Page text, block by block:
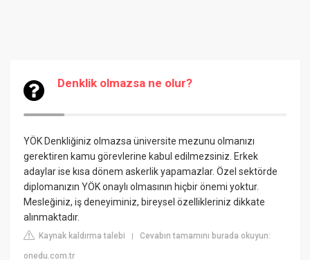
Denklik olmazsa ne olur?
YÖK Denkliğiniz olmazsa üniversite mezunu olmanızı
gerektiren kamu görevlerine kabul edilmezsiniz. Erkek
adaylar ise kısa dönem askerlik yapamazlar. Özel sektörde
diplomanızın YÖK onaylı olmasının hiçbir önemi yoktur.
Mesleğiniz, iş deneyiminiz, bireysel özellikleriniz dikkate
alınmaktadır.
Kaynak kaldırma talebi |Cevabın tamamını burada okuyun:
onedu.com.tr